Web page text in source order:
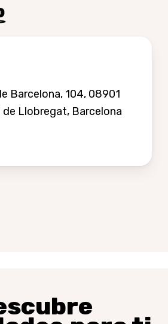
Barcelona, 104, 08901
de Llobregat, Barcelona